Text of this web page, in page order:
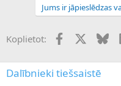
Jums ir jāpieslēdzas
Koplietot: Facebook
X
Dalībnieki tiešsaistē